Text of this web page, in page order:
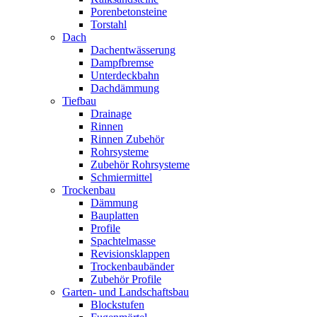
Porenbetonsteine
Torstahl
Dach
Dachentwässerung
Dampfbremse
Unterdeckbahn
Dachdämmung
Tiefbau
Drainage
Rinnen
Rinnen Zubehör
Rohrsysteme
Zubehör Rohrsysteme
Schmiermittel
Trockenbau
Dämmung
Bauplatten
Profile
Spachtelmasse
Revisionsklappen
Trockenbaubänder
Zubehör Profile
Garten- und Landschaftsbau
Blockstufen